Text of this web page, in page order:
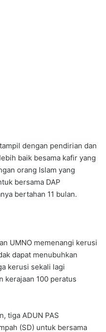
dengan pendirian dan
baik besama kafir yang
orang Islam yang
bersama DAP
bertahan 11 bulan.
UMNO memenangi kerusi
dapat menubuhkan
kerusi sekali lagi
kerajaan 100 peratus
tiga ADUN PAS
(SD) untuk bersama